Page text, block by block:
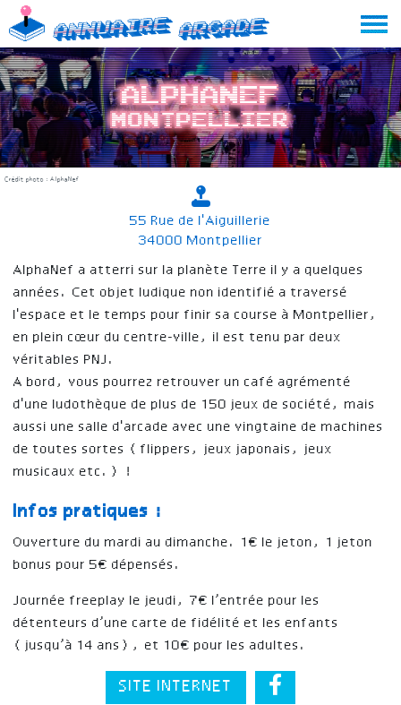
Skip
to
content
Annuaire Arcade
AlphaNef
Montpellier
Crédit photo : AlphaNef
55 Rue de l'Aiguillerie
34000 Montpellier
AlphaNef a atterri sur la planète Terre il y a quelques
années. Cet objet ludique non identifié a traversé
l'espace et le temps pour finir sa course à Montpellier,
en plein cœur du centre-ville, il est tenu par deux
véritables PNJ.
A bord, vous pourrez retrouver un café agrémenté
d'une ludothèque de plus de 150 jeux de société, mais
aussi une salle d'arcade avec une vingtaine de machines
de toutes sortes (flippers, jeux japonais, jeux
musicaux etc.) !
Infos pratiques :
Ouverture du mardi au dimanche. 1€ le jeton, 1 jeton
bonus pour 5€ dépensés.
Journée freeplay le jeudi, 7€ l’entrée pour les
détenteurs d’une carte de fidélité et les enfants
(jusqu’à 14 ans), et 10€ pour les adultes.
SITE INTERNET